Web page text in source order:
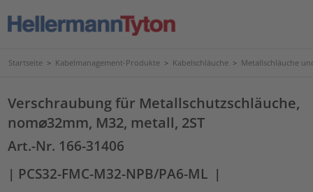
Startseite > Kabelmanagement-Produkte > Kabelschläuche > Metallschläuche
Verschraubung für Metallschutzschläuche,
nom⌀32mm, M32, metall, 2ST
Art.-Nr. 166-31406
| PCS32-FMC-M32-NPB/PA6-ML |